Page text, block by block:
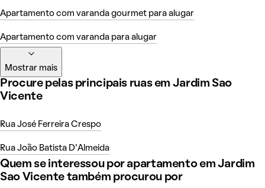
Apartamento com varanda gourmet para alugar
Apartamento com varanda para alugar
Mostrar mais
Procure pelas principais ruas em Jardim Sao
Vicente
Rua José Ferreira Crespo
Rua João Batista D'Almeida
Quem se interessou por apartamento em Jardim
Sao Vicente também procurou por